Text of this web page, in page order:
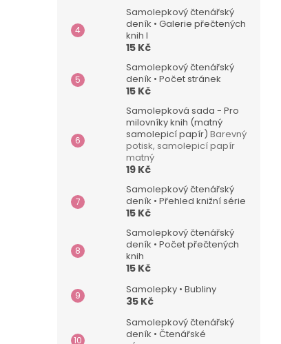
Samolepkový čtenářský
deník • Galerie přečtených
knih I
15 Kč
Samolepkový čtenářský
deník • Počet stránek
15 Kč
Samolepková sada - Pro
milovníky knih (matný
samolepicí papír) Barevný
potisk, samolepicí papír
matný
19 Kč
Samolepkový čtenářský
deník • Přehled knižní série
15 Kč
Samolepkový čtenářský
deník • Počet přečtených
knih
15 Kč
Samolepky • Bubliny
35 Kč
Samolepkový čtenářský
deník • Čtenářské